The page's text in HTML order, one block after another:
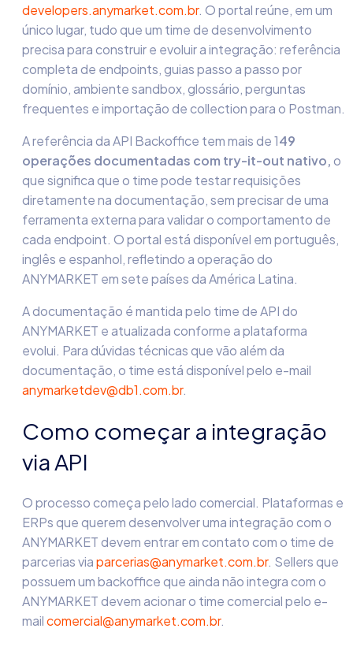
developers.anymarket.com.br. O portal reúne, em um
único lugar, tudo que um time de desenvolvimento
precisa para construir e evoluir a integração: referência
completa de endpoints, guias passo a passo por
domínio, ambiente sandbox, glossário, perguntas
frequentes e importação de collection para o Postman.
A referência da API Backoffice tem mais de 149
operações documentadas com try-it-out nativo,o
que significa que o time pode testar requisições
diretamente na documentação, sem precisar de uma
ferramenta externa para validar o comportamento de
cada endpoint. O portal está disponível em português,
inglês e espanhol, refletindo a operação do
ANYMARKET em sete países da América Latina.
A documentação é mantida pelo time de API do
ANYMARKET e atualizada conforme a plataforma
evolui. Para dúvidas técnicas que vão além da
documentação, o time está disponível pelo e-mail
anymarketdev@db1.com.br.
Como começar a integração
via API
O processo começa pelo lado comercial. Plataformas e
ERPs que querem desenvolver uma integração com o
ANYMARKET devem entrar em contato com o time de
parcerias viaparcerias@anymarket.com.br. Sellers que
possuem um backoffice que ainda não integra com o
ANYMARKET devem acionar o time comercial pelo e-
mailcomercial@anymarket.com.br.